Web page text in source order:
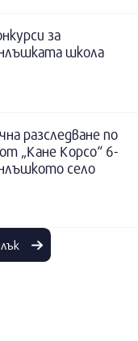
за
школа
разследване по
„Кане Корсо“ 6-
село